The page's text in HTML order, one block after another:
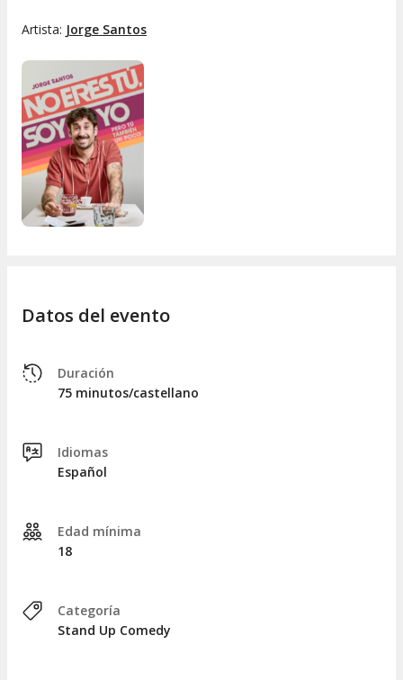
Artista: Jorge Santos
Datos del evento
Duración
75 minutos/castellano
Idiomas
Español
Edad mínima
18
Categoría
Stand Up Comedy